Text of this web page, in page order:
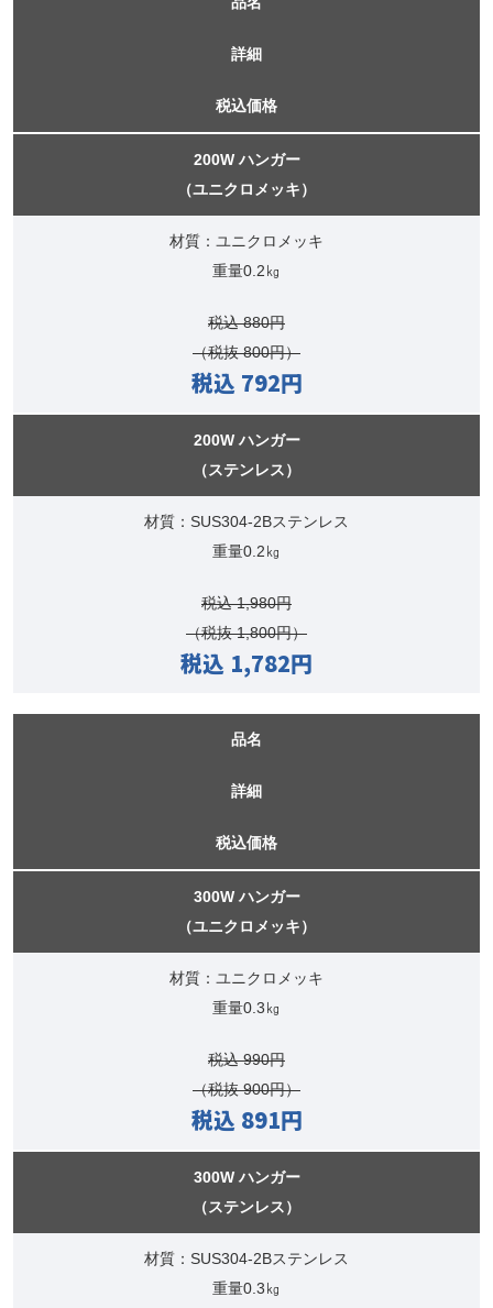
詳細
税込価格
200W ハンガー
（ユニクロメッキ）
材質：ユニクロメッキ
重量0.2㎏
税込 880円
（税抜 800円）
税込 792円
200W ハンガー
（ステンレス）
材質：SUS304-2Bステンレス
重量0.2㎏
税込 1,980円
（税抜 1,800円）
税込 1,782円
品名
詳細
税込価格
300W ハンガー
（ユニクロメッキ）
材質：ユニクロメッキ
重量0.3㎏
税込 990円
（税抜 900円）
税込 891円
300W ハンガー
（ステンレス）
材質：SUS304-2Bステンレス
重量0.3㎏